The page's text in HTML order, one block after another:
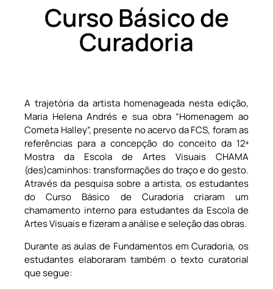
Curso Básico de
Curadoria
A trajetória da artista homenageada nesta edição,
Maria Helena Andrés e sua obra “Homenagem ao
Cometa Halley”, presente no acervo da FCS, foram as
referências para a concepção do conceito da 12ª
Mostra da Escola de Artes Visuais CHAMA
(des)caminhos: transformações do traço e do gesto.
Através da pesquisa sobre a artista, os estudantes
do Curso Básico de Curadoria criaram um
chamamento interno para estudantes da Escola de
Artes Visuais e fizeram a análise e seleção das obras.
Durante as aulas de Fundamentos em Curadoria, os
estudantes elaboraram também o texto curatorial
que segue: